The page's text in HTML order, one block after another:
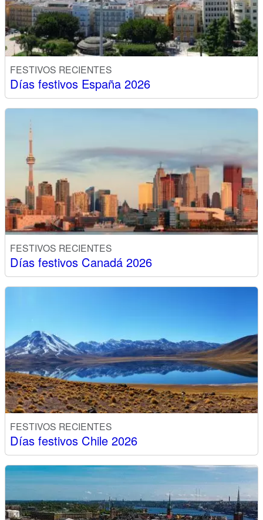
FESTIVOS RECIENTES
Días festivos España 2026
FESTIVOS RECIENTES
Días festivos Canadá 2026
FESTIVOS RECIENTES
Días festivos Chile 2026